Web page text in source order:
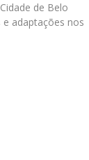
de Belo
adaptações nos